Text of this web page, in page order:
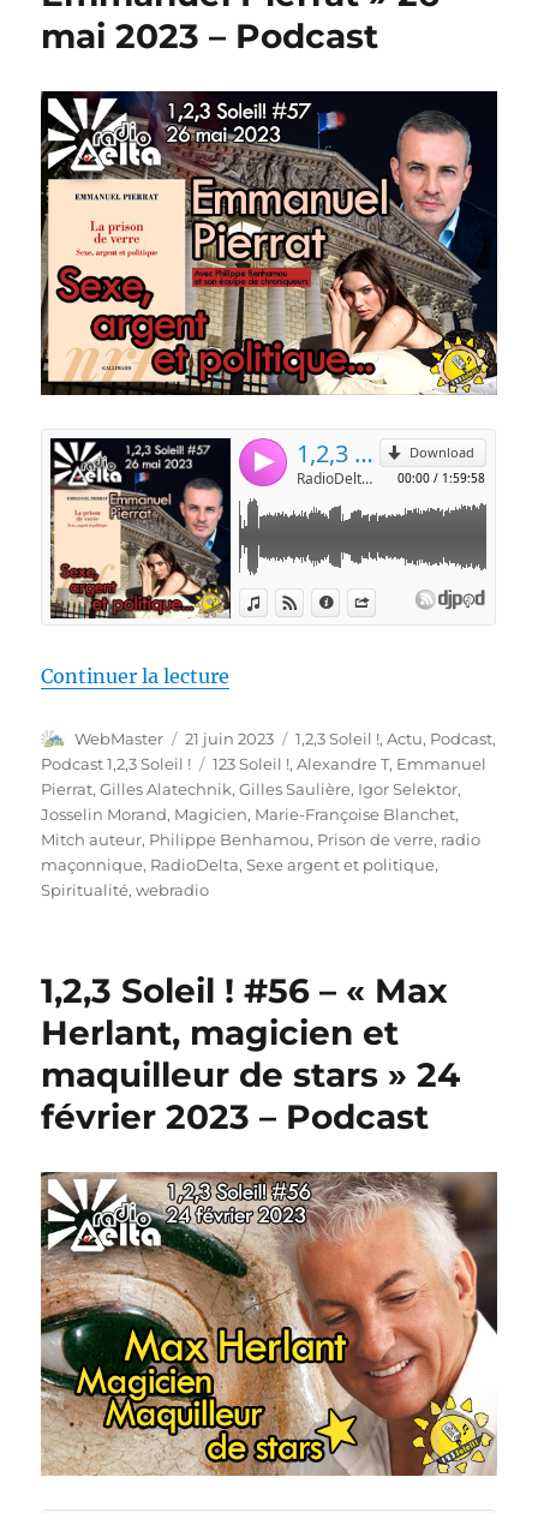
mai 2023 – Podcast
Continuer la lecture
Auteur
WebMaster
Publié
le
21 juin 2023 Catégories
1,2,3 Soleil !,Actu, Podcast,
Podcast 1,2,3 Soleil !
Étiquettes
123 Soleil !,Alexandre T, Emmanuel
Pierrat,Gilles Alatechnik,Gilles Saulière, Igor Selektor,
Josselin Morand, Magicien, Marie-Françoise Blanchet,
Mitch auteur, Philippe Benhamou, Prison de verre, radio
maçonnique, RadioDelta,Sexe argent et politique,
Spiritualité,webradio
1,2,3 Soleil ! #56 – « Max
Herlant, magicien et
maquilleur de stars » 24
février 2023 – Podcast